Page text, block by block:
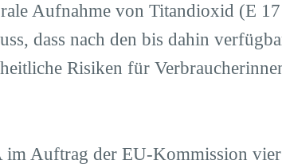
Aufnahme von Titandioxid (E
dass nach den bis dahin
Risiken für
im Auftrag der EU-Kommission vier